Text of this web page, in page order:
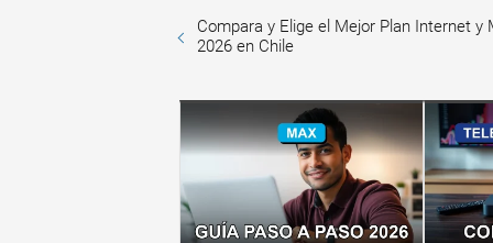
Compara y Elige el Mejor Plan Internet y
2026 en Chile